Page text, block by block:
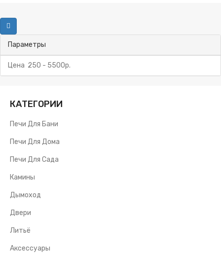
КАТЕГОРИИ
Печи Для Бани
Печи Для Дома
Печи Для Сада
Камины
Дымоход
Двери
Литьё
Аксессуары
Параметры
Цена 250 - 5500р.